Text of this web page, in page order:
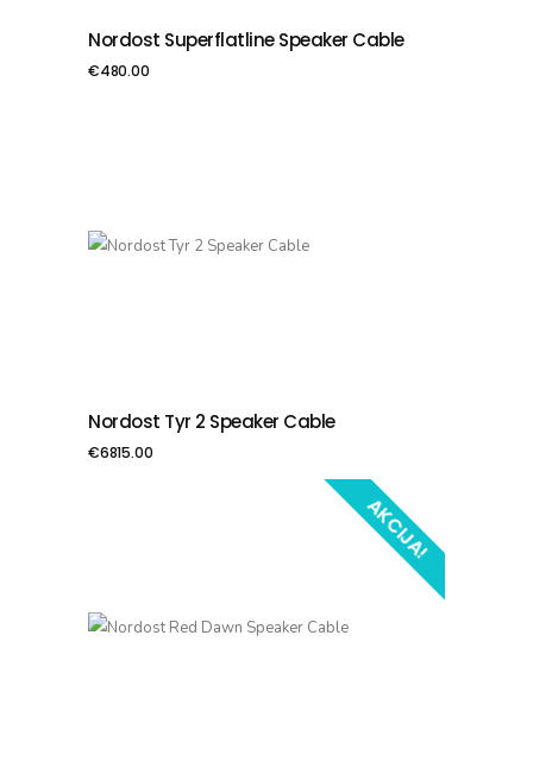
PIEVIENOT GROZAM
Nordost Superflatline Speaker Cable
€480.00
PIEVIENOT GROZAM
Nordost Tyr 2 Speaker Cable
€6815.00
AKCIJA!